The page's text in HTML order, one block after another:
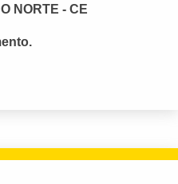
NORTE - CE